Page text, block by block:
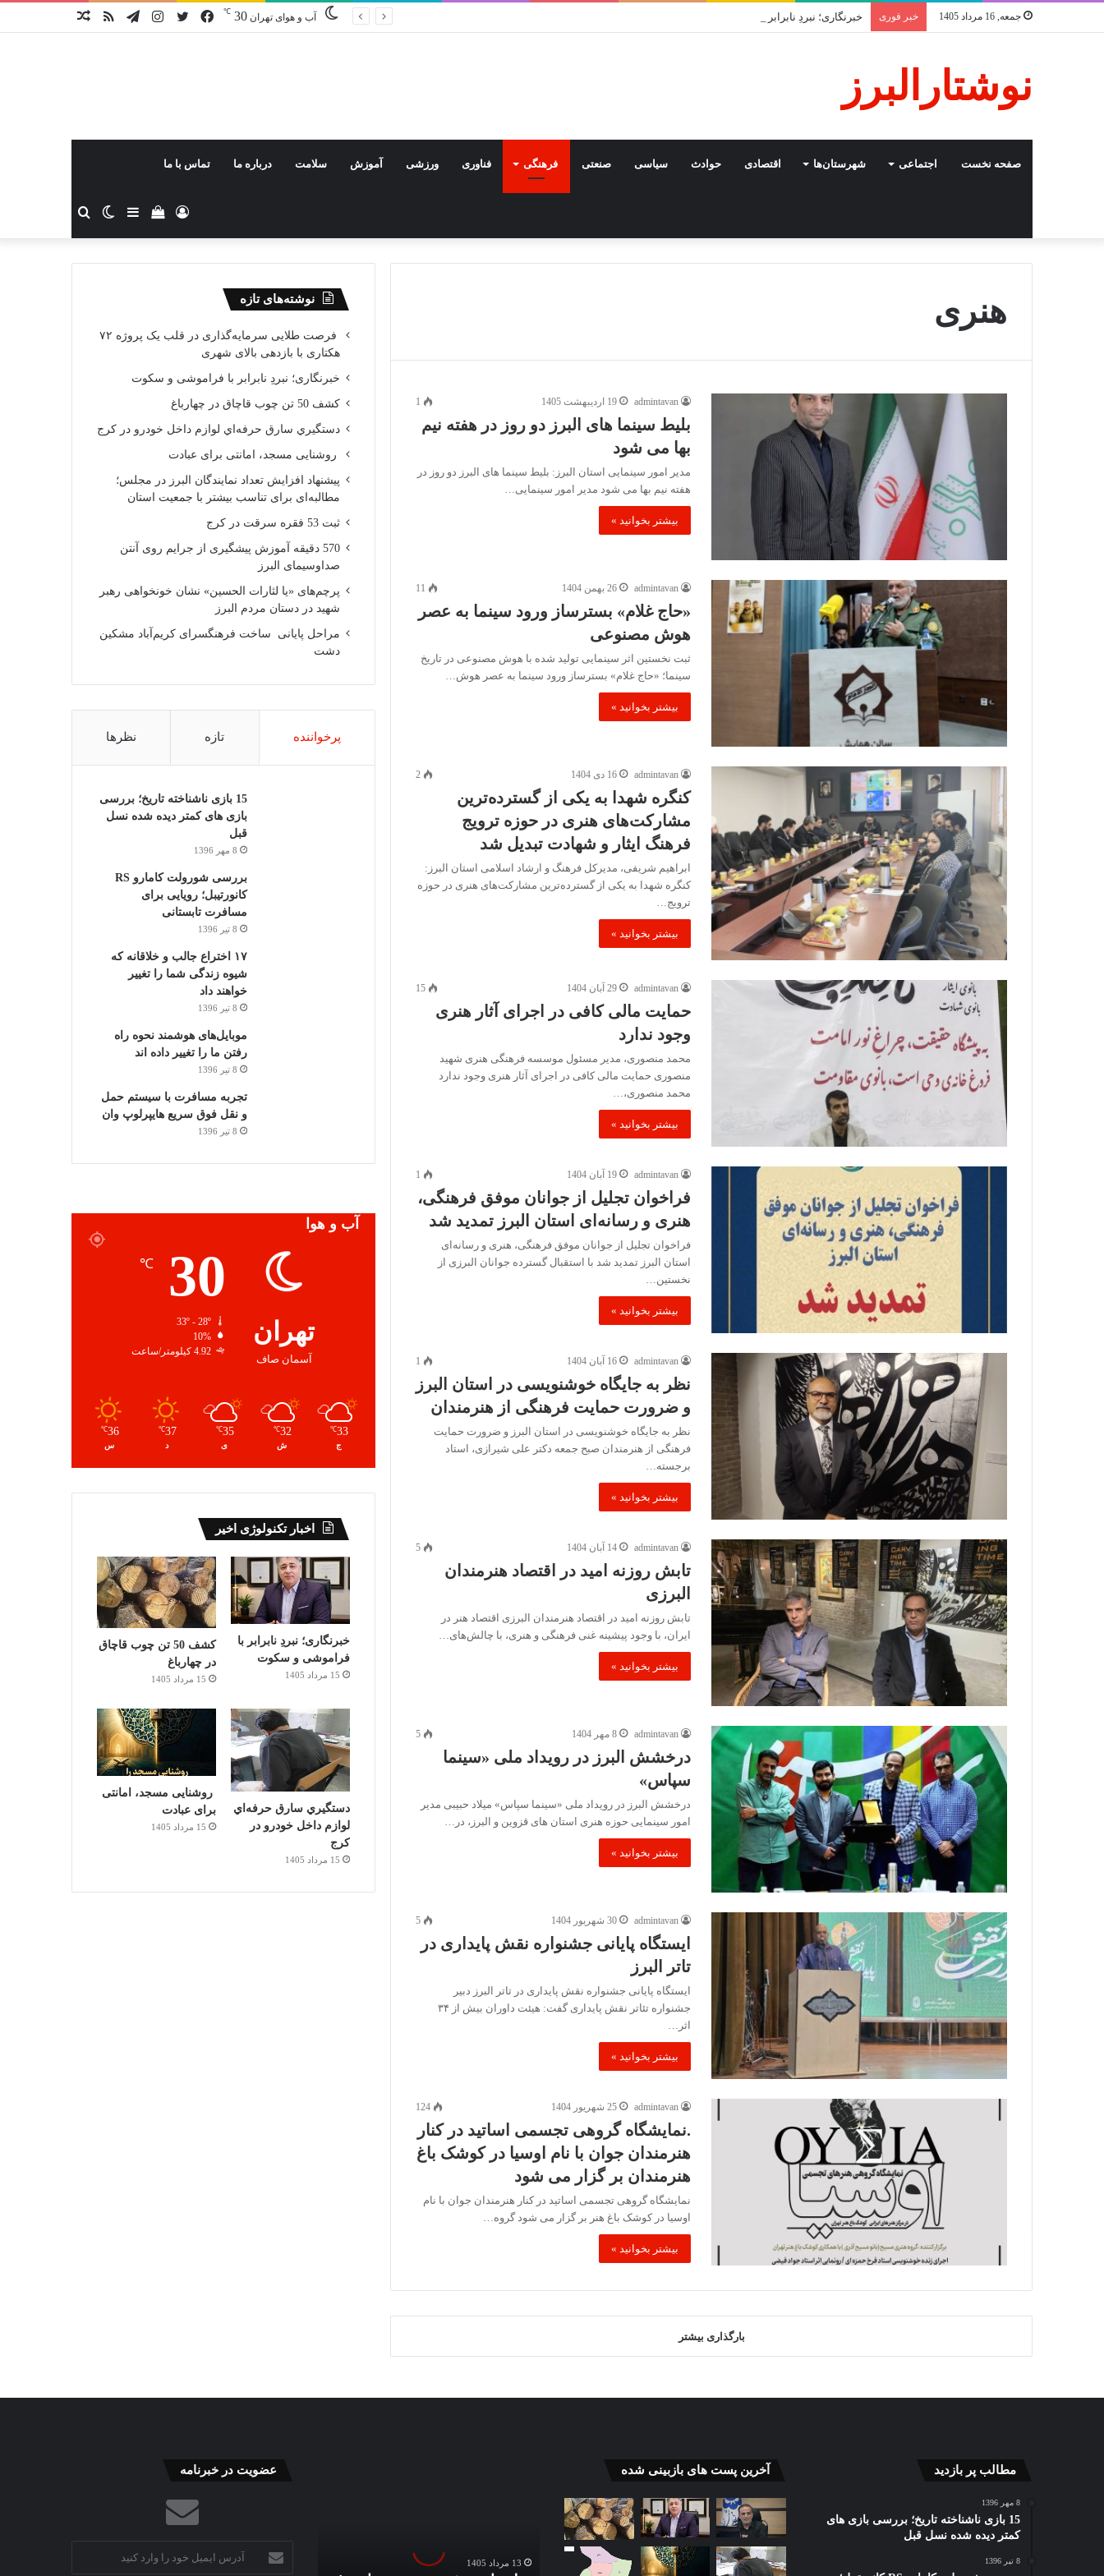
جمعه, 16 مرداد 1405 خبر فوری خبرنگاری؛ نبردِ نابرابر با فراموشی و سکوت نوشتهخوراکتلگرام
اینستاگرامتوییتر فیس آب و هوای تهران 30
℃
نوشتارالبرز
صفحه نخست اجتماعی شهرستان‌ها اقتصادی حوادث سیاسی صنعتی فرهنگی فناوری ورزشی آموزش سلامت درباره ما تماس با ما
جستجو
برای
تغییر
پوسته
سایدباردیدن
سبد
ورود
هنری
admintavan 19 اردیبهشت 1405 1
بلیط سینما های البرز دو روز در هفته نیم
بها می شود
مدیر امور سینمایی استان البرز: بلیط سینما های البرز دو روز در
هفته نیم بها می شود مدیر امور سینمایی…
بیشتر بخوانید »
admintavan 26 بهمن 1404 11
«حاج غلام» بسترساز ورود سینما به عصر
هوش مصنوعی
ثبت نخستین اثر سینمایی تولید شده با هوش مصنوعی در تاریخ
سینما؛ «حاج غلام» بسترساز ورود سینما به عصر هوش…
بیشتر بخوانید »
admintavan 16 دی 1404 2
کنگره شهدا به یکی از گسترده‌ترین
مشارکت‌های هنری در حوزه ترویج
فرهنگ ایثار و شهادت تبدیل شد
ابراهیم شریفی، مدیرکل فرهنگ و ارشاد اسلامی استان البرز:
کنگره شهدا به یکی از گسترده‌ترین مشارکت‌های هنری در حوزه
ترویج…
بیشتر بخوانید »
admintavan 29 آبان 1404 15
حمایت مالی کافی در اجرای آثار هنری
وجود ندارد
محمد منصوری، مدیر مسئول موسسه فرهنگی هنری شهید
منصوری حمایت مالی کافی در اجرای آثار هنری وجود ندارد
محمد منصوری،…
بیشتر بخوانید »
admintavan 19 آبان 1404 1
فراخوان تجلیل از جوانان موفق فرهنگی،
هنری و رسانه‌ای استان البرز تمدید شد
فراخوان تجلیل از جوانان موفق فرهنگی، هنری و رسانه‌ای
استان البرز تمدید شد با استقبال گسترده جوانان البرزی از
نخستین…
بیشتر بخوانید »
admintavan 16 آبان 1404 1
نظر به جایگاه خوشنویسی در استان البرز
و ضرورت حمایت فرهنگی از هنرمندان
نظر به جایگاه خوشنویسی در استان البرز و ضرورت حمایت
فرهنگی از هنرمندان صبح جمعه دکتر علی شیرازی، استاد
برجسته…
بیشتر بخوانید »
admintavan 14 آبان 1404 5
تابش روزنه امید در اقتصاد هنرمندان
البرزی
تابش روزنه امید در اقتصاد هنرمندان البرزی اقتصاد هنر در
ایران، با وجود پیشینه غنی فرهنگی و هنری، با چالش‌های…
بیشتر بخوانید »
admintavan 8 مهر 1404 5
درخشش البرز در رویداد ملی «سینما
سپاس»
درخشش البرز در رویداد ملی «سینما سپاس» میلاد حبیبی مدیر
امور سینمایی حوزه هنری استان های قزوین و البرز، در…
بیشتر بخوانید »
admintavan 30 شهریور 1404 5
ایستگاه پایانی جشنواره نقش پایداری در
تاتر البرز
ایستگاه پایانی جشنواره نقش پایداری در تاتر البرز دبیر
جشنواره تئاتر نقش پایداری گفت: هیئت داوران بیش از ۳۴
اثر…
بیشتر بخوانید »
admintavan 25 شهریور 1404 124
.نمایشگاه گروهی تجسمی اساتید در کنار
هنرمندان جوان با نام اوسیا در کوشک باغ
هنرمندان بر گزار می شود
نمایشگاه گروهی تجسمی اساتید در کنار هنرمندان جوان با نام
اوسیا در کوشک باغ هنر بر گزار می شود گروه…
بیشتر بخوانید »
بارگذاری بیشتر
نوشته‌های تازه
فرصت طلایی سرمایه‌گذاری در قلب یک پروژه ۷۲
هکتاری با بازدهی بالای شهری
خبرنگاری؛ نبردِ نابرابر با فراموشی و سکوت
کشف 50 تن چوب قاچاق در چهارباغ
دستگيري سارق حرفه‌اي لوازم داخل خودرو در کرج
روشنایی مسجد، امانتی برای عبادت
پیشنهاد افزایش تعداد نمایندگان البرز در مجلس؛
مطالبه‌ای برای تناسب بیشتر با جمعیت استان
ثبت 53 فقره سرقت در کرج
570 دقیقه آموزش پیشگیری از جرایم روی آنتن
صداوسیمای البرز
پرچم‌های «یا لثارات الحسین» نشان خونخواهی رهبر
شهید در دستان مردم البرز
مراحل پایانی ساخت فرهنگسرای کریم‌آباد مشکین
دشت
پرخواننده تازه نظرها
15 بازی ناشناخته تاریخ؛ بررسی
بازی های کمتر دیده شده نسل
قبل
8 مهر 1396
بررسی شورولت کامارو RS
کانورتیبل؛ رویایی برای
مسافرت تابستانی
8 تیر 1396
۱۷ اختراع جالب و خلاقانه که
شیوه زندگی شما را تغییر
خواهند داد
8 تیر 1396
موبایل‌های هوشمند نحوه راه
رفتن ما را تغییر داده اند
8 تیر 1396
تجربه مسافرت با سیستم حمل
و نقل فوق سریع هایپرلوپ وان
8 تیر 1396
آب و هوا
تهران
آسمان صاف
30
℃
10%
4.92 کیلومتر/ساعت
33
℃
ج
32
℃
ش
35
℃
ی
37
℃
د
36
℃
س
اخبار تکنولوژی اخیر
خبرنگاری؛ نبردِ نابرابر با
فراموشی و سکوت
15 مرداد 1405
کشف 50 تن چوب قاچاق
در چهارباغ
15 مرداد 1405
دستگيري سارق حرفه‌اي
لوازم داخل خودرو در
کرج
15 مرداد 1405
روشنایی مسجد، امانتی
برای عبادت
15 مرداد 1405
مطالب پر بازدید
8 مهر 1396
15 بازی ناشناخته تاریخ؛ بررسی بازی های
کمتر دیده شده نسل قبل
8 تیر 1396
آخرین پست های بازبینی شده
موانع
13 مرداد 1405
عضویت در خبرنامه
ایمیل